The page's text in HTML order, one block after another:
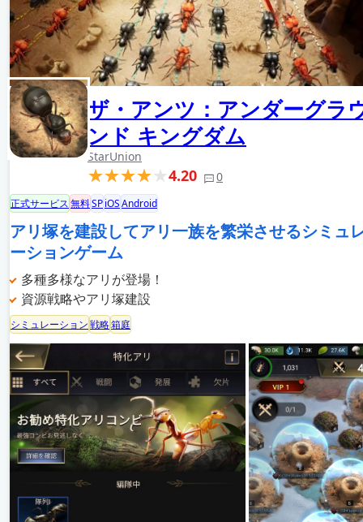
ザ・アンツ：アンダーグラ
ンド キングダム
StarUnion
4.20 0
正式サービス無料SPiOSAndroid
アリ塚を建設してアリ一族を繁栄させるシミュ
ーションゲーム
多種多様なアリが登場！
資源戦略やアリ塚建設
シミュレーション戦略箱庭